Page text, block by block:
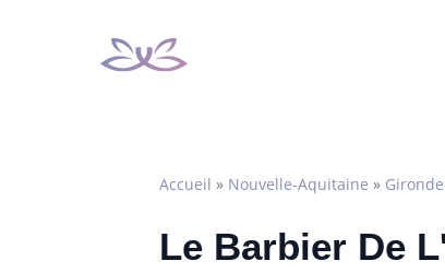
Accueil » Nouvelle-Aquitaine » Gironde
Le Barbier De